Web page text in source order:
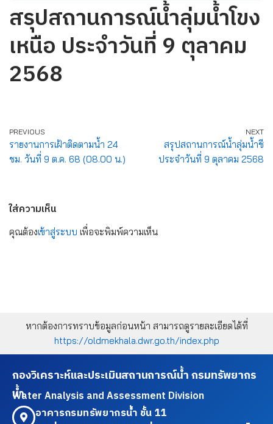
สรุปสถานการณ์น้ำลุ่มน้ำโขง
เหนือ ประจำวันที่ 9 ตุลาคม
2568
PREVIOUS
รายงานการเฝ้าติดตามน้ำ 24
ชม. วันที่ 9 ต.ค. 68 (08.00 น.)
NEXT
สรุปสถานการณ์น้ำลุ่มน้ำชี
ประจำวันที่ 9 ตุลาคม 2568
ใส่ความเห็น
คุณต้องเข้าสู่ระบบ เพื่อจะพิมพ์ความเห็น
หากต้องการทราบข้อมูลก่อนหน้า สามารถดูรายละเอียดได้ที่
https://oldmekhala.dwr.go.th/index.php
กองวิเคราะห์และประเมินสถานการณ์น้ำ กรมทรัพยากร
น้ำ
Water Analysis and Assessment Division
อาคารกรมทรัพยากรน้ำ ชั้น 11